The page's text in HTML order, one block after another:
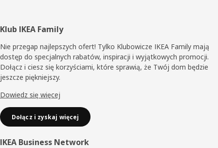
Stopka
Klub IKEA Family
Nie przegap najlepszych ofert! Tylko Klubowicze IKEA Family mają
dostęp do specjalnych rabatów, inspiracji i wyjątkowych promocji.
Dołącz i ciesz się korzyściami, które sprawią, że Twój dom będzie
jeszcze piękniejszy.
Dowiedz się więcej
Dołącz i zyskaj więcej
IKEA Business Network